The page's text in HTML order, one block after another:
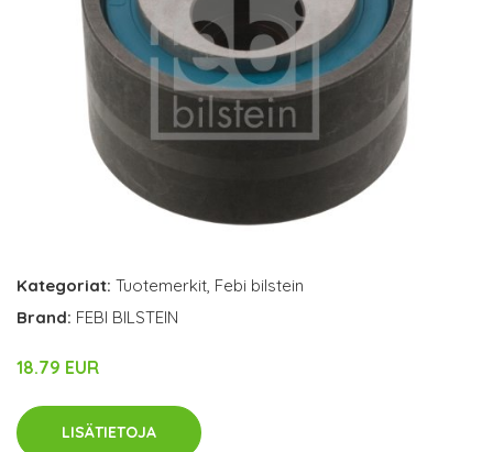
Kategoriat: Tuotemerkit, Febi bilstein
Brand: FEBI BILSTEIN
18.79 EUR
LISÄTIETOJA